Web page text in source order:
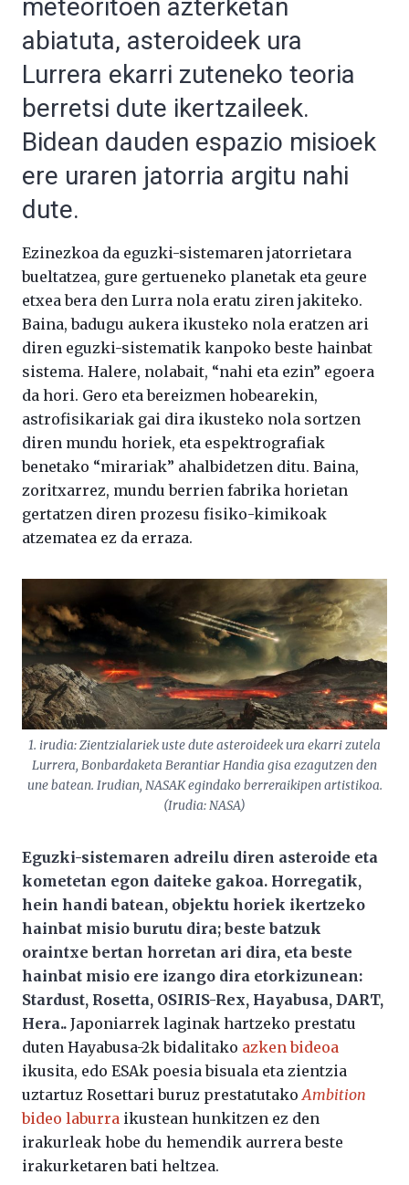
meteoritoen azterketan
abiatuta, asteroideek ura
Lurrera ekarri zuteneko teoria
berretsi dute ikertzaileek.
Bidean dauden espazio misioek
ere uraren jatorria argitu nahi
dute.
Ezinezkoa da eguzki-sistemaren jatorrietara
bueltatzea, gure gertueneko planetak eta geure
etxea bera den Lurra nola eratu ziren jakiteko.
Baina, badugu aukera ikusteko nola eratzen ari
diren eguzki-sistematik kanpoko beste hainbat
sistema. Halere, nolabait, “nahi eta ezin” egoera
da hori. Gero eta bereizmen hobearekin,
astrofisikariak gai dira ikusteko nola sortzen
diren mundu horiek, eta espektrografiak
benetako “mirariak” ahalbidetzen ditu. Baina,
zoritxarrez, mundu berrien fabrika horietan
gertatzen diren prozesu fisiko-kimikoak
atzematea ez da erraza.
1. irudia: Zientzialariek uste dute asteroideek ura ekarri zutela
Lurrera, Bonbardaketa Berantiar Handia gisa ezagutzen den
une batean. Irudian, NASAK egindako berreraikipen artistikoa.
(Irudia: NASA)
Eguzki-sistemaren adreilu diren asteroide eta
kometetan egon daiteke gakoa. Horregatik,
hein handi batean, objektu horiek ikertzeko
hainbat misio burutu dira; beste batzuk
oraintxe bertan horretan ari dira, eta beste
hainbat misio ere izango dira etorkizunean:
Stardust, Rosetta, OSIRIS-Rex, Hayabusa, DART,
Hera.. Japoniarrek laginak hartzeko prestatu
duten Hayabusa-2k bidalitako azken bideoa
ikusita, edo ESAk poesia bisuala eta zientzia
uztartuz Rosettari buruz prestatutako Ambition
bideo laburra ikustean hunkitzen ez den
irakurleak hobe du hemendik aurrera beste
irakurketaren bati heltzea.